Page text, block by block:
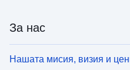
За нас
Нашата мисия, визия и